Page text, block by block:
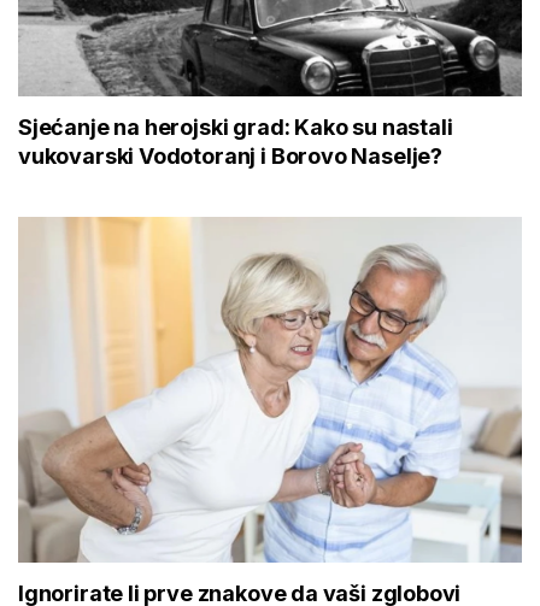
Sjećanje na herojski grad: Kako su nastali
vukovarski Vodotoranj i Borovo Naselje?
Ignorirate li prve znakove da vaši zglobovi